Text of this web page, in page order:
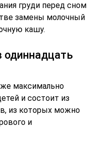
груди перед сном
замены молочный
кашу.
одиннадцать
максимально
и состоит из
из которых можно
и